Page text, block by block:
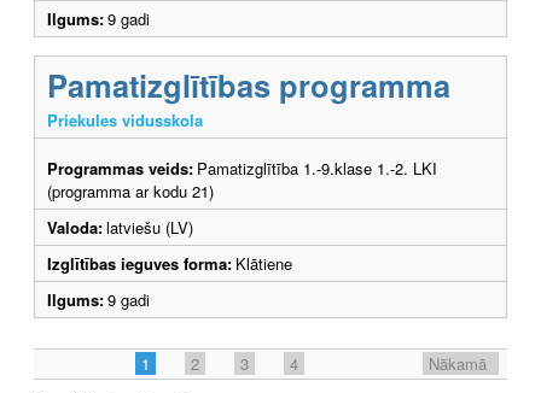
Ilgums:9 gadi
Pamatizglītības programma
Priekules vidusskola
Programmas veids: Pamatizglītība 1.-9.klase 1.-2. LKI
(programma ar kodu 21)
Valoda:latviešu (LV)
Izglītības ieguves forma: Klātiene
Ilgums:9 gadi
1 2 3 4
Nākamā